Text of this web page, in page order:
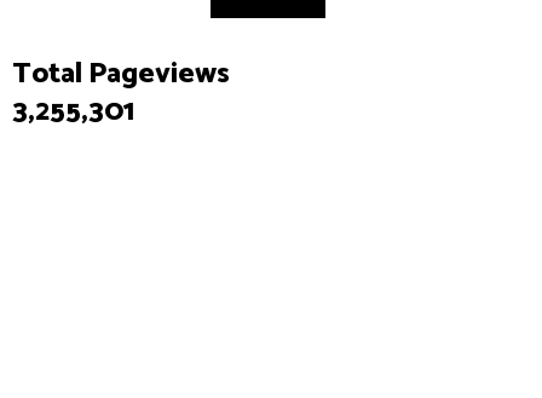
Total Pageviews
3,255,301